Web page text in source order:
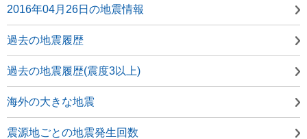
2016年04月26日の地震情報
過去の地震履歴
過去の地震履歴(震度3以上)
海外の大きな地震
震源地ごとの地震発生回数